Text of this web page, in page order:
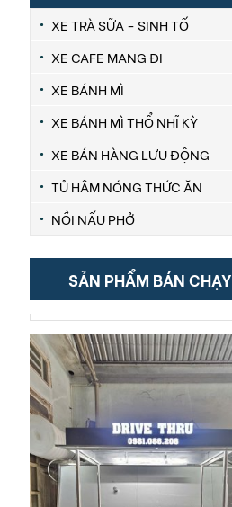
XE TRÀ SỮA - SINH TỐ
XE CAFE MANG ĐI
XE BÁNH MÌ
XE BÁNH MÌ THỔ NHĨ KỲ
XE BÁN HÀNG LƯU ĐỘNG
TỦ HÂM NÓNG THỨC ĂN
NỒI NẤU PHỞ
SẢN PHẨM BÁN CHẠY
Xe bán bánh mì 1m2
XEM CHI TIẾT